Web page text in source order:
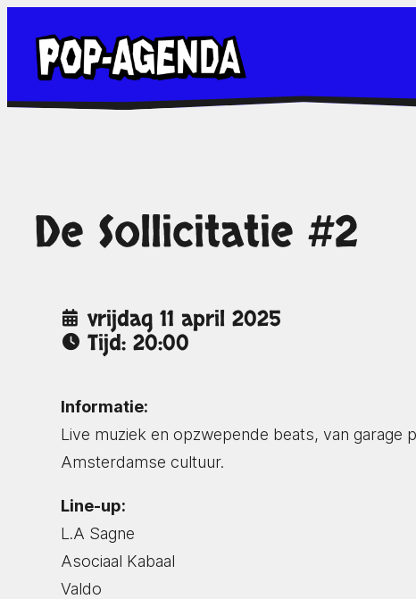
naar
inhoud
De Sollicitatie #2
vrijdag 11 april 2025
Tijd: 20:00
Informatie:
Live muziek en opzwepende beats, van
Amsterdamse cultuur.
Line-up:
L.A Sagne
Asociaal Kabaal
Valdo